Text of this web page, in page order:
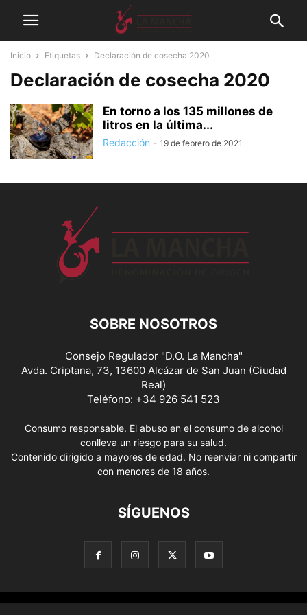
Inicio Etiquetas Declaración de cosecha 2020
Declaración de cosecha 2020
En torno a los 135 millones de
litros en la última...
Redacción - 19 de febrero de 2021
SOBRE NOSOTROS
Consejo Regulador "D.O. La Mancha"
Avda. Criptana, 73, 13600 Alcázar de San Juan (Ciudad
Real)
Teléfono: +34 926 541 523
Consumo responsable. El abuso en el consumo de alcohol
conlleva un riesgo para su salud.
Contenido dirigido a mayores de edad. No reenviar ni compartir
con menores de 18 años.
SÍGUENOS